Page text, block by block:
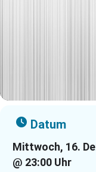
Datum
Mittwoch, 16.
@ 23:00 Uhr